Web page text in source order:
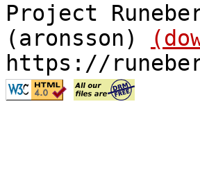
Project
(aronsson)
https://